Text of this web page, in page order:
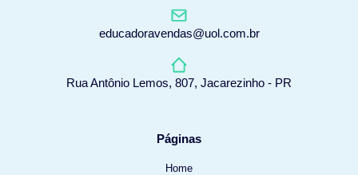
educadoravendas@uol.com.br
Rua Antônio Lemos, 807, Jacarezinho - PR
Páginas
Home